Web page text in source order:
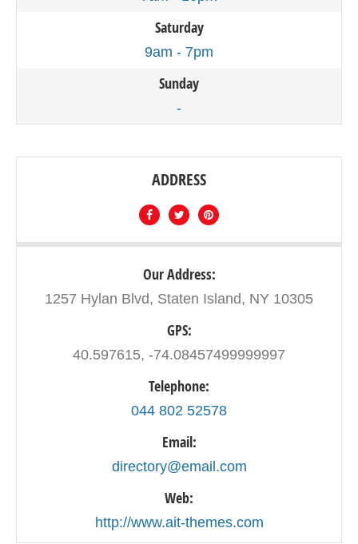
Saturday
9am - 7pm
Sunday
-
ADDRESS
Our Address:
1257 Hylan Blvd, Staten Island, NY 10305
GPS:
40.597615, -74.08457499999997
Telephone:
044 802 52578
Email:
directory@email.com
Web:
http://www.ait-themes.com